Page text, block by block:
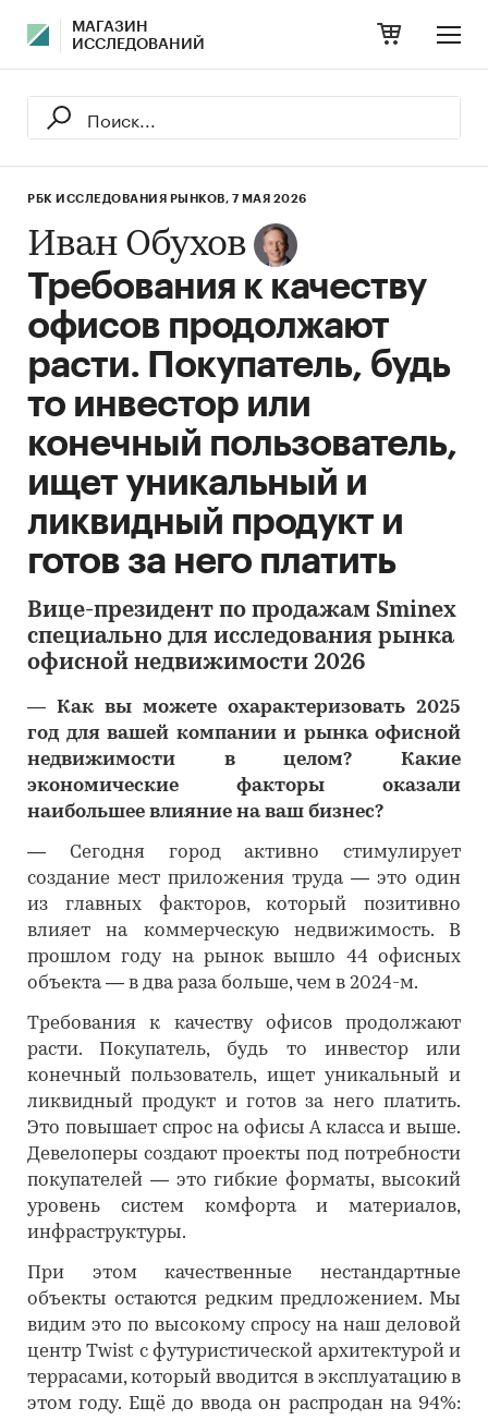
МАГАЗИН
ИССЛЕДОВАНИЙ
РБК ИССЛЕДОВАНИЯ РЫНКОВ, 7 МАЯ 2026
Иван Обухов
Требования к качеству
офисов продолжают
расти. Покупатель, будь
то инвестор или
конечный пользователь,
ищет уникальный и
ликвидный продукт и
готов за него платить
Вице-президент по продажам Sminex
специально для исследования рынка
офисной недвижимости 2026
― Как вы можете охарактеризовать 2025
год для вашей компании и рынка офисной
недвижимости в целом?
Какие
экономические факторы оказали
наибольшее влияние на ваш бизнес?
―
Сегодня город активно стимулирует
создание мест приложения труда — это один
из главных факторов, который позитивно
влияет на коммерческую недвижимость. В
прошлом году на рынок вышло 44 офисных
объекта — в два раза больше, чем в 2024-м.
Требования к качеству офисов продолжают
расти. Покупатель, будь то инвестор или
конечный пользователь, ищет уникальный и
ликвидный продукт и готов за него платить.
Это повышает спрос на офисы А класса и выше.
Девелоперы создают проекты под потребности
покупателей — это гибкие форматы, высокий
уровень систем комфорта и материалов,
инфраструктуры.
При этом качественные нестандартные
объекты остаются редким предложением. Мы
видим это по высокому спросу на наш деловой
центр Twist с футуристической архитектурой и
террасами, который вводится в эксплуатацию в
этом году. Ещё до ввода он распродан на 94%: